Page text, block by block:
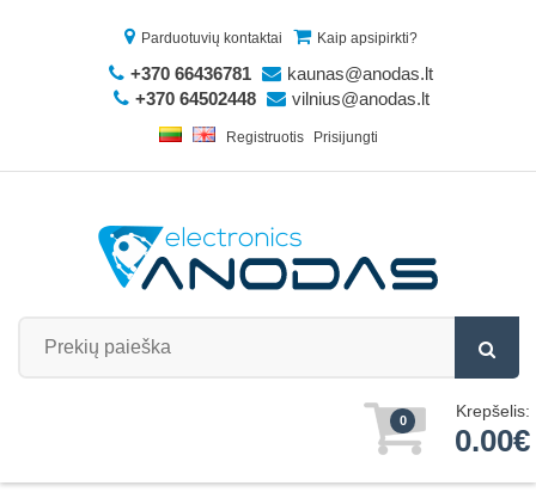
Parduotuvių kontaktai Kaip apsipirkti?
+370 66436781
kaunas@anodas.lt
+370 64502448
vilnius@anodas.lt
Registruotis Prisijungti
0 Krepšelis:
0.00€